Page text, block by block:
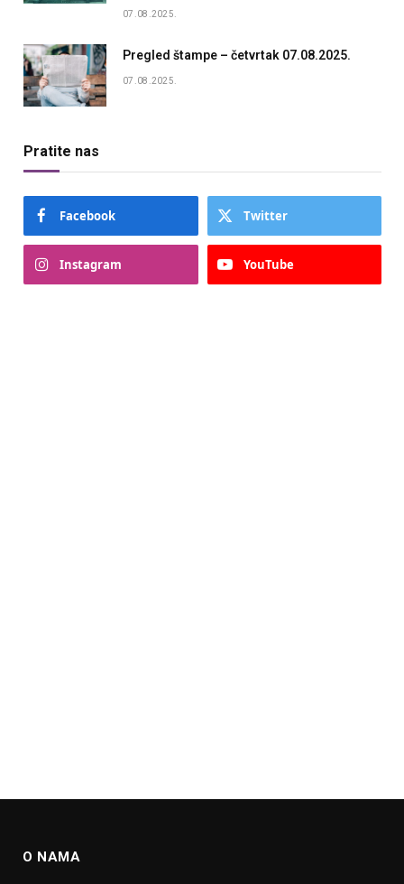
07.08.2025.
Pregled štampe – četvrtak 07.08.2025.
07.08.2025.
Pratite nas
Facebook Twitter
Instagram YouTube
O NAMA